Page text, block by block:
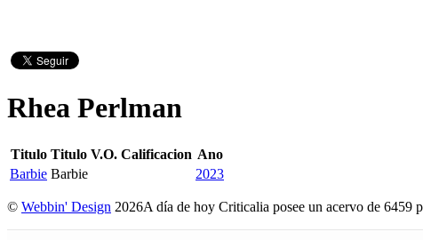
Rhea Perlman
Titulo Titulo V.O. Calificacion Ano
Barbie Barbie 2023
© Webbin' Design 2026A día de hoy Criticalia posee un acervo de 6459